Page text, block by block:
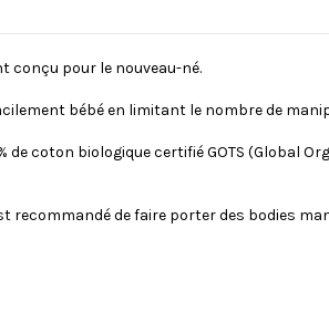
conçu pour le nouveau-né.
bébé en limitant le nombre de
coton biologique certifié GOTS (Global
recommandé de faire porter des bodies